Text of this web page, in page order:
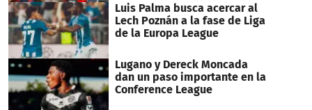
Luis Palma busca acercar al
Lech Poznán a la fase de Liga
de la Europa League
Lugano y Dereck Moncada
dan un paso importante en la
Conference League